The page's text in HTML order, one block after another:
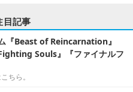
目記事
『Beast of Reincarnation』
Souls』『ファイナルフ
ちら。